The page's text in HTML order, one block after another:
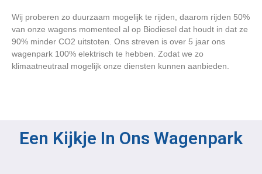
Wij proberen zo duurzaam mogelijk te rijden, daarom rijden 50%
van onze wagens momenteel al op Biodiesel dat houdt in dat ze
90% minder CO2 uitstoten. Ons streven is over 5 jaar ons
wagenpark 100% elektrisch te hebben. Zodat we zo
klimaatneutraal mogelijk onze diensten kunnen aanbieden.
Een Kijkje In Ons Wagenpark